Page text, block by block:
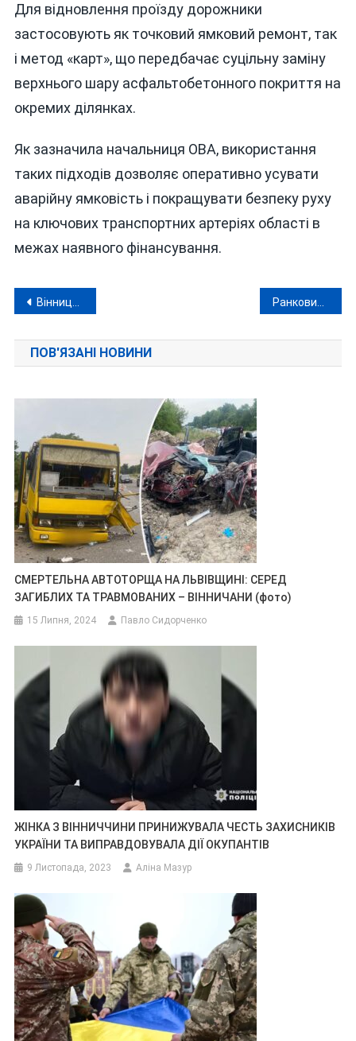
Для відновлення проїзду дорожники
застосовують як точковий ямковий ремонт, так
і метод «карт», що передбачає суцільну заміну
верхнього шару асфальтобетонного покриття на
окремих ділянках.
Як зазначила начальниця ОВА, використання
таких підходів дозволяє оперативно усувати
аварійну ямковість і покращувати безпеку руху
на ключових транспортних артеріях області в
межах наявного фінансування.
Навігація
записів
Вінницька податкова вважає айфони «ризиковим товаром»: судова справа на мільйон Ранковий транспортний колапс під Вінницею: об’їзну паралізувала масштабна автотроща
ПОВ'ЯЗАНІ НОВИНИ
СМЕРТЕЛЬНА АВТОТОРЩА НА ЛЬВІВЩИНІ: СЕРЕД
ЗАГИБЛИХ ТА ТРАВМОВАНИХ – ВІННИЧАНИ (фото)
15 Липня, 2024 Павло Сидорченко
ЖІНКА З ВІННИЧЧИНИ ПРИНИЖУВАЛА ЧЕСТЬ ЗАХИСНИКІВ
УКРАЇНИ ТА ВИПРАВДОВУВАЛА ДІЇ ОКУПАНТІВ
9 Листопада, 2023 Аліна Мазур